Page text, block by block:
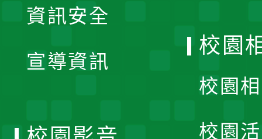
資訊安全
宣導資訊
校園
校園
校園